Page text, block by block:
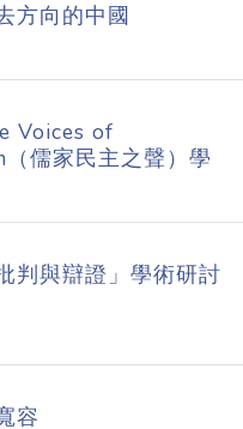
方向的中國
Voices of
儒家民主之聲）學
判與辯證」學術研討
容